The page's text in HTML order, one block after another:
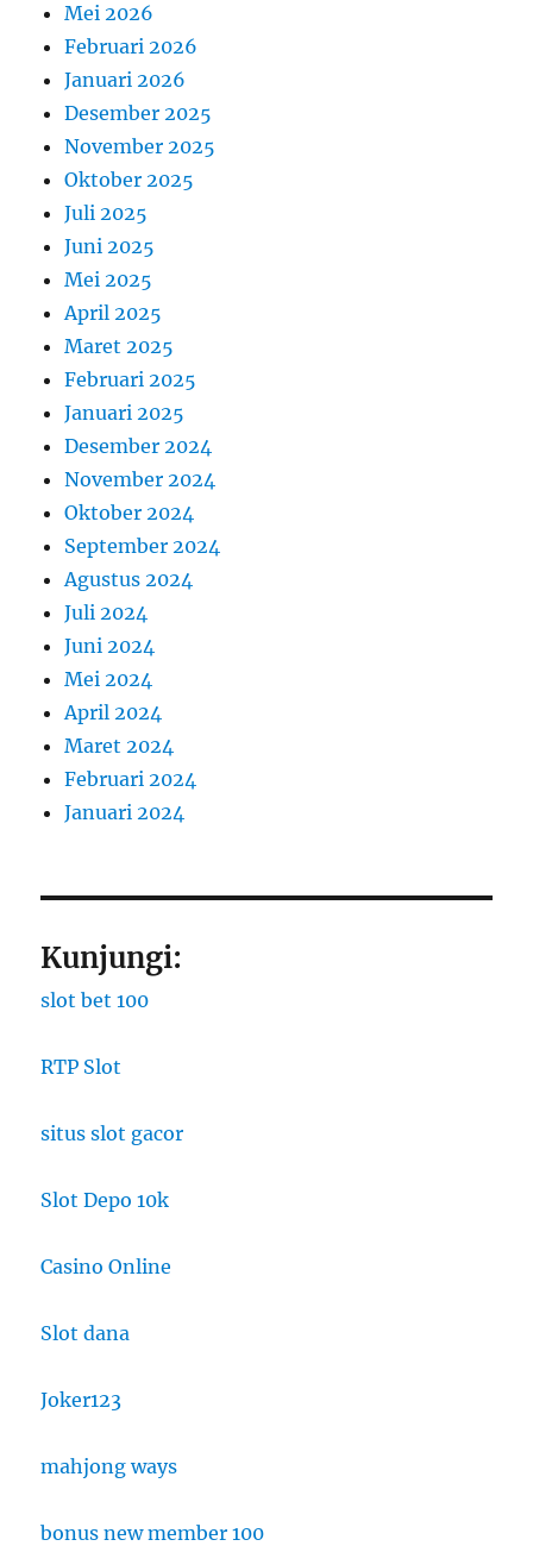
Mei 2026
Februari 2026
Januari 2026
Desember 2025
November 2025
Oktober 2025
Juli 2025
Juni 2025
Mei 2025
April 2025
Maret 2025
Februari 2025
Januari 2025
Desember 2024
November 2024
Oktober 2024
September 2024
Agustus 2024
Juli 2024
Juni 2024
Mei 2024
April 2024
Maret 2024
Februari 2024
Januari 2024
Kunjungi:
slot bet 100
RTP Slot
situs slot gacor
Slot Depo 10k
Casino Online
Slot dana
Joker123
mahjong ways
bonus new member 100